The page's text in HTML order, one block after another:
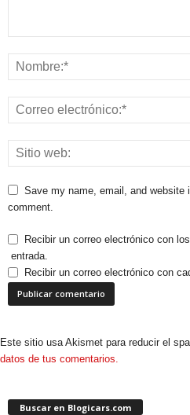
Save my name, email, and website
comment.
Recibir un correo electrónico con
entrada.
Recibir un correo electrónico con
Este sitio usa Akismet para reducir el
datos de tus comentarios.
Buscar en Blogicars.com